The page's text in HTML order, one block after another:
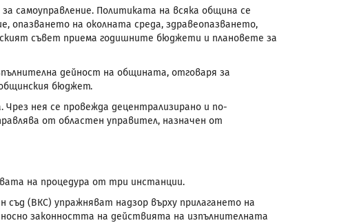
самоуправление. Политиката на всяка община се
опазването на околната среда, здравеопазването,
съвет приема годишните бюджети и плановете за
дейност на общината, отговаря за
бюджет.
нея се провежда децентрализирано и по-
от областен управител, назначен от
на процедура от три инстанции.
(ВКС) упражняват надзор върху прилагането на
законността на действията на изпълнителната